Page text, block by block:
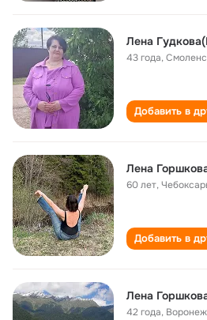
Лена
43 года,
Добавить в
Лена
60 лет,
Добавить в
Лена
42 года, Воронеж